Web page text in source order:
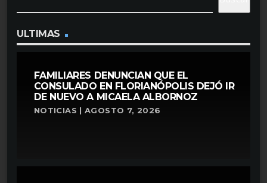
ULTIMAS
FAMILIARES DENUNCIAN QUE EL
CONSULADO EN FLORIANÓPOLIS DEJÓ IR
DE NUEVO A MICAELA ALBORNOZ
NOTICIAS | AGOSTO 7, 2026